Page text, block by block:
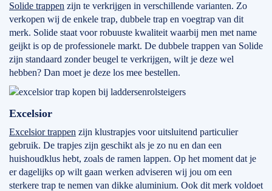
Solide trappen zijn te verkrijgen in verschillende varianten. Zo
verkopen wij de enkele trap, dubbele trap en voegtrap van dit
merk. Solide staat voor robuuste kwaliteit waarbij men met name
geijkt is op de professionele markt. De dubbele trappen van Solide
zijn standaard zonder beugel te verkrijgen, wilt je deze wel
hebben? Dan moet je deze los mee bestellen.
Excelsior
Excelsior trappen zijn klustrapjes voor uitsluitend particulier
gebruik. De trapjes zijn geschikt als je zo nu en dan een
huishoudklus hebt, zoals de ramen lappen. Op het moment dat je
er dagelijks op wilt gaan werken adviseren wij jou om een
sterkere trap te nemen van dikke aluminium. Ook dit merk voldoet